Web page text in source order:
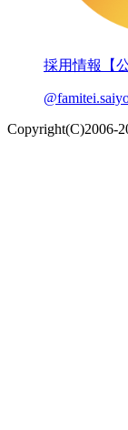
採用情報【公
Copyright(C)2006-